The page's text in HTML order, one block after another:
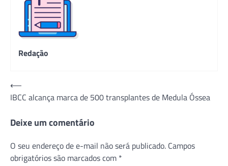
Redação
Navegação
de
Post
⟵
IBCC alcança marca de 500 transplantes de Medula Óssea
Deixe um comentário
O seu endereço de e-mail não será publicado. Campos
obrigatórios são marcados com *